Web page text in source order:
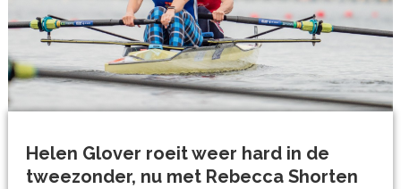
Helen Glover roeit weer hard in de
tweezonder, nu met Rebecca Shorten